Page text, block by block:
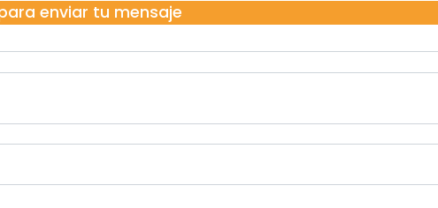
enviar tu mensaje